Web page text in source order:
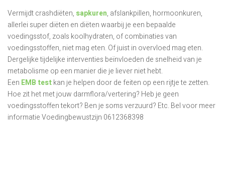
Vermijdt crashdiëten, sapkuren, afslankpillen, hormoonkuren,
allerlei super diëten en diëten waarbij je een bepaalde
voedingsstof, zoals koolhydraten, of combinaties van
voedingsstoffen, niet mag eten. Of juist in overvloed mag eten.
Dergelijke tijdelijke interventies beïnvloeden de snelheid van je
metabolisme op een manier die je liever niet hebt.
Een EMB testkan je helpen door de feiten op een rijtje te zetten.
Hoe zit het met jouw darmflora/vertering? Heb je geen
voedingsstoffen tekort? Ben je soms verzuurd? Etc. Bel voor meer
informatie Voedingbewustzijn 0612368398